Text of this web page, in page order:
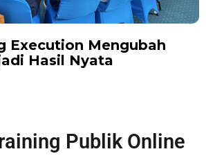
Execution Mengubah
Hasil Nyata
Publik Online